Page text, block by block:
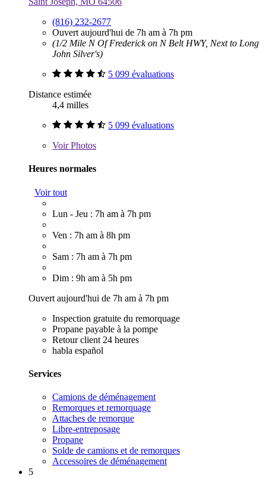
(816) 232-2677
Ouvert aujourd'hui de 7h am à 7h pm
(1/2 Mile N Of Frederick on N Belt HWY, Next to Long
John Silver's)
5 099 évaluations
Distance estimée
4,4 milles
5 099 évaluations
VoirPhotos
Heures normales
Voir tout
Lun - Jeu : 7h am à 7h pm
Ven : 7h am à 8h pm
Sam : 7h am à 7h pm
Dim : 9h am à 5h pm
Ouvert aujourd'hui de 7h am à 7h pm
Inspection gratuite du remorquage
Propane payable à la pompe
Retour client 24 heures
habla español
Services
Camions de déménagement
Remorques et remorquage
Attaches de remorque
Libre-entreposage
Propane
Solde de camions et de remorques
Accessoires de déménagement
5